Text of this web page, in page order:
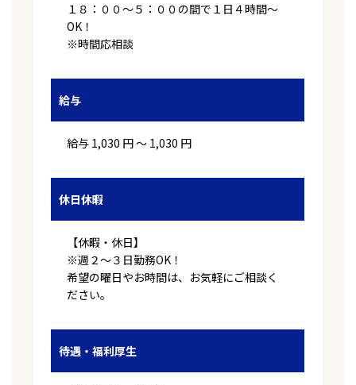
１８：００～５：００の間で１日４時間～
OK！
※時間応相談
給与
給与 1,030 円 〜 1,030 円
休日休暇
【休暇・休日】
※週２～３日勤務OK！
希望の曜日やお時間は、お気軽にご相談く
ださい。
待遇・福利厚生